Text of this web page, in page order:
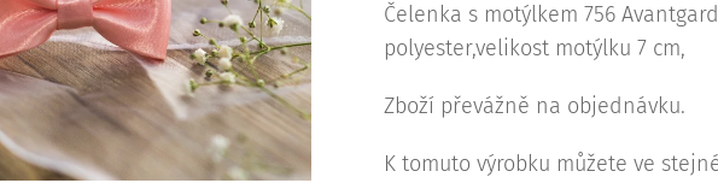
Čelenka s motýlkem 756
polyester,velikost motýlku 7 cm,
Zboží převážně na objednávku.
K tomuto výrobku můžete ve